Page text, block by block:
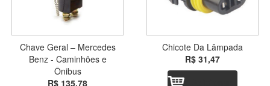
Chave Geral – Mercedes
Benz - Caminhões e
Ônibus
R$ 135,78
Chicote Da Lâmpada
R$ 31,47